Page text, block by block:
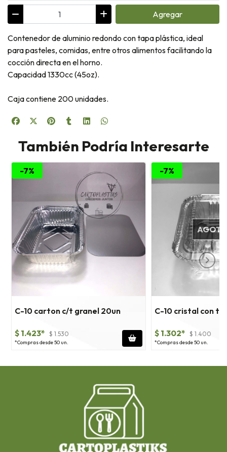
Agregar
Contenedor de aluminio redondo con tapa plástica, ideal
para pasteles, comidas, entre otros alimentos facilitando la
cocción directa en el horno.
Capacidad 1330cc (45oz).
Caja contiene 200 unidades.
También Podría Interesarte
-7%
C-10 carton c/t granel 20un
$ 1.423* $ 1.530
*Compras desde 50 un.
-7%
C-10 cristal con
$ 1.302* $ 1.400
*Compras desde 50 un.